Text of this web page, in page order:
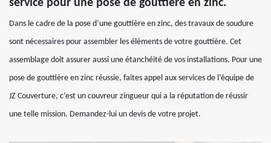
service pour une pose de gouttière en zinc.
Dans le cadre de la pose d’une gouttière en zinc, des travaux de soudure
sont nécessaires pour assembler les éléments de votre gouttière. Cet
assemblage doit assurer aussi une étanchéité de vos installations. Pour une
pose de gouttière en zinc réussie, faites appel aux services de l’équipe de
JZ Couverture, c’est un couvreur zingueur qui a la réputation de réussir
une telle mission. Demandez-lui un devis de votre projet.